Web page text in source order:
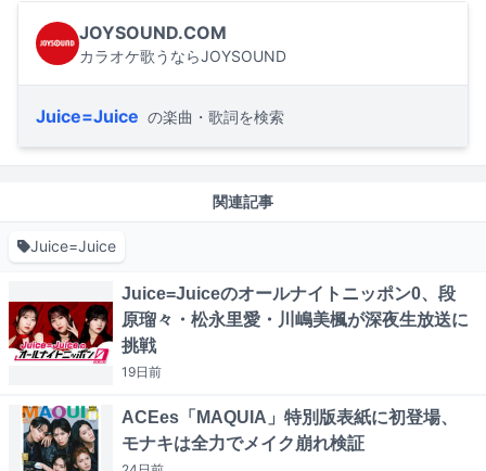
JOYSOUND.COM
カラオケ歌うならJOYSOUND
Juice=Juice の楽曲・歌詞を検索
関連記事
Juice=Juice
Juice=Juiceのオールナイトニッポン0、段
原瑠々・松永里愛・川嶋美楓が深夜生放送に
挑戦
19日前
ACEes「MAQUIA」特別版表紙に初登場、
モナキは全力でメイク崩れ検証